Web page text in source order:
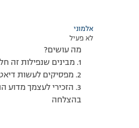
אלמוני
לא פעיל
מה עושים?
1. מבינים שנפילות זה חלק מהתהליך.
2. מפסיקים לעשות דיאטה..ומתחילים לאכול נכון ובריא..
3. הזכירי לעצמך מדוע ההרזייה חשובה לך..
בהצלחה